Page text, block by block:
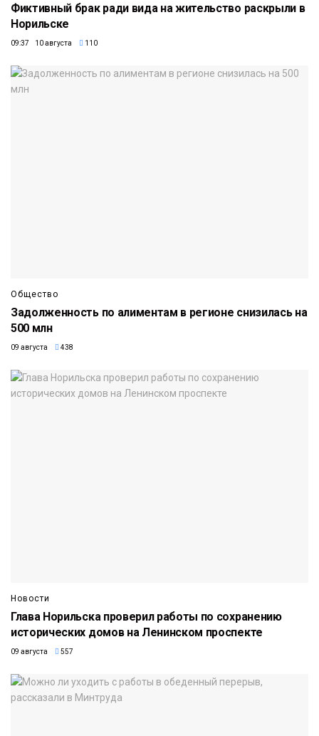
Фиктивный брак ради вида на жительство раскрыли в
Норильске
09:37 10 августа 110
Общество
Задолженность по алиментам в регионе снизилась на
500 млн
09 августа 438
Новости
Глава Норильска проверил работы по сохранению
исторических домов на Ленинском проспекте
09 августа 557